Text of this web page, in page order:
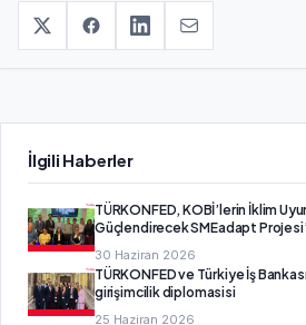
İlgili Haberler
TÜRKONFED, KOBİ’lerin İklim
Güçlendirecek SMEadapt
30 Haziran 2026
TÜRKONFED ve Türkiye İş
girişimcilik diplomasisi
25 Haziran 2026